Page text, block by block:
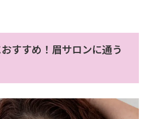
すすめ！眉サロンに通う